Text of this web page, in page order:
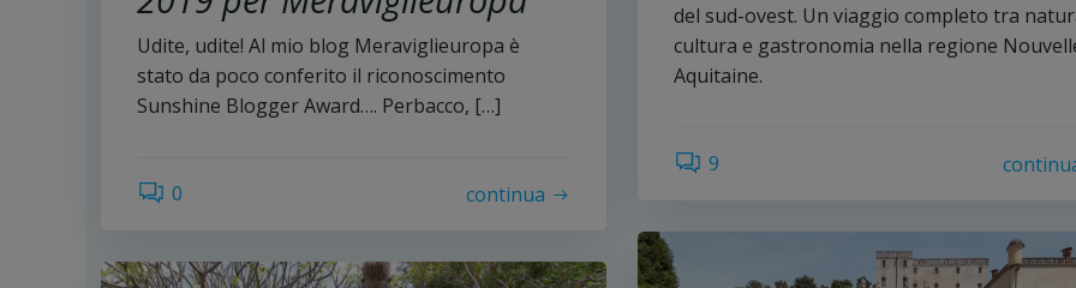
del sud-ovest. Un viaggio completo tra
cultura e gastronomia nella regione
Aquitaine.
9
Udite, udite! Al mio blog Meraviglieuropa è
stato da poco conferito il riconoscimento
Sunshine Blogger Award…. Perbacco, […]
0 continua